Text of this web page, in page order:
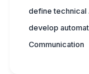
Communication